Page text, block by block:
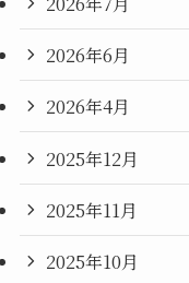
2026年6月
2026年4月
2025年12月
2025年11月
2025年10月